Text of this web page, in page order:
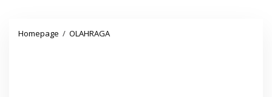
Homepage / OLAHRAGARAIMUNA